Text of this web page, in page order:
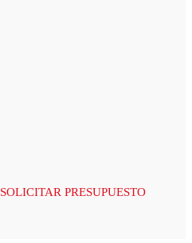
SOLICITAR PRESUPUESTO